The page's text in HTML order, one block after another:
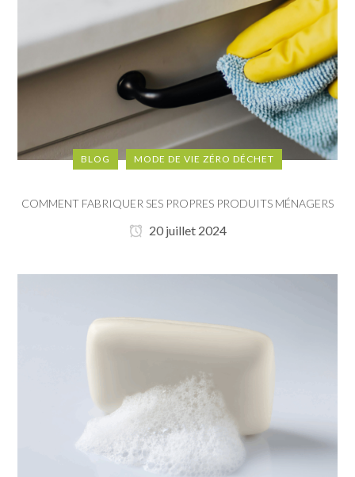
BLOG MODE DE VIE ZÉRO DÉCHET
COMMENT FABRIQUER SES PROPRES PRODUITS MÉNAGERS
20 juillet 2024